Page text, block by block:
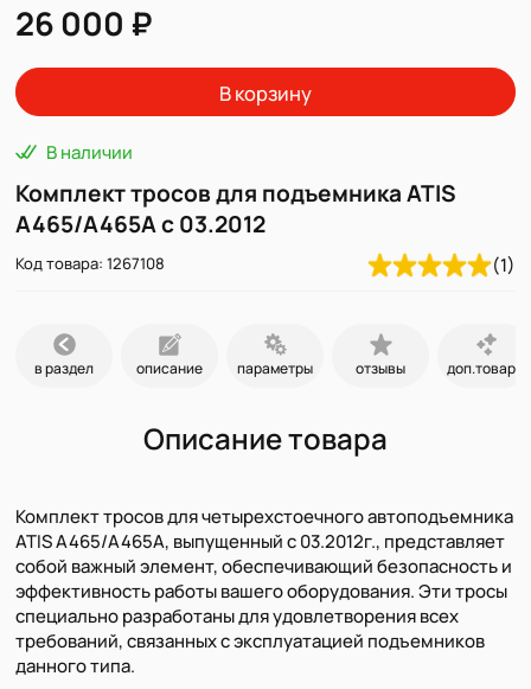
26 000 ₽
В корзину
В наличии
Комплект тросов для подъемника ATIS
A465/A465A с 03.2012
Код товара: 1267108 (1)
в раздел описание параметры отзывы доп.товары
Описание товара
Комплект тросов для четырехстоечного автоподъемника
ATIS A465/A465A, выпущенный с 03.2012г., представляет
собой важный элемент, обеспечивающий безопасность и
эффективность работы вашего оборудования. Эти тросы
специально разработаны для удовлетворения всех
требований, связанных с эксплуатацией подъемников
данного типа.